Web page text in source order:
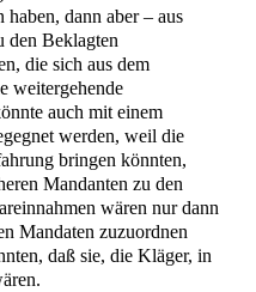
dann aber – aus
den Beklagten
die sich aus dem
weitergehende
auch mit einem
werden, weil die
bringen könnten,
Mandanten zu den
wären nur dann
Mandaten zuzuordnen
daß sie, die Kläger, in